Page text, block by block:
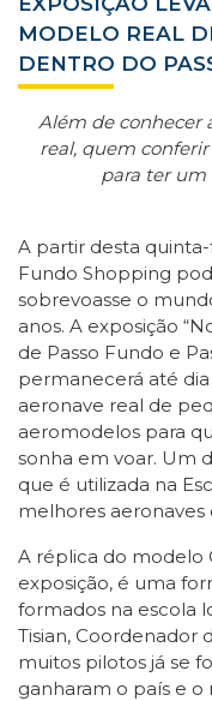
MODELO REAL
DENTRO DO
Além de conhecer
real, quem
para ter um
A partir desta quinta-
Fundo Shopping
sobrevoasse o
anos. A exposição
de Passo Fundo e
permanecerá até
aeronave real de
aeromodelos para
sonha em voar. Um
que é utilizada na
melhores aeronaves
A réplica do modelo
exposição, é uma
formados na escola
Tisian, Coordenador
muitos pilotos já se
ganharam o país e